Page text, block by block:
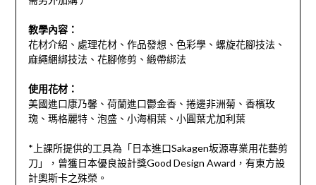
教學內容：
花材介紹、處理花材、作品發想、色彩學、螺旋花腳技法、
麻繩綑綁技法、花腳修剪、緞帶綁法
使用花材：
美國進口康乃馨、荷蘭進口鬱金香、捲邊非洲菊、香檳玫
瑰、瑪格麗特、泡盛、小海桐葉、小圓葉尤加利葉
*上課所提供的工具為「日本進口Sakagen坂源專業用花藝剪
刀」，曾獲日本優良設計獎Good Design Award，有東方設
計奧斯卡之殊榮。